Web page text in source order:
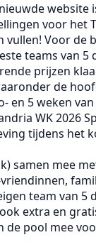
website
voor het
vullen! Voor de
teams van 5
prijzen
de
en 5 weken
WK 2026
tijdens het
samen mee
team van 5
extra en
de pool mee